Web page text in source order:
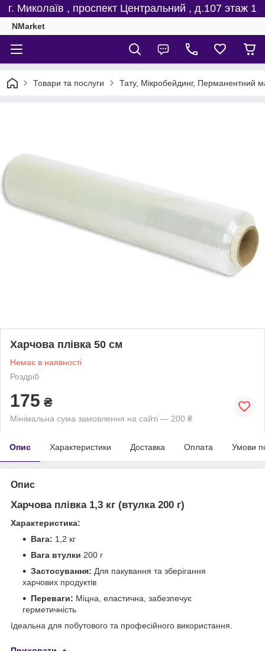
г. Миколаїв , проспект Центральний , д.107 этаж 1
NMarket
Товари та послуги Тату, Мікробейдинг, Перманентний
Харчова плівка 50 см
Немає в наявності
Роздріб
175 ₴
Мінімальна сума замовлення на сайті — 200 ₴
Опис Характеристики Доставка Оплата Умови
Опис
Харчова плівка 1,3 кг (втулка 200 г)
Характеристика:
Вага: 1,2 кг
Вага втулки 200 г
Застосування: Для пакування та зберігання
харчових продуктів
Переваги: Міцна, еластична, забезпечує
герметичність
Ідеальна для побутового та професійного використання.